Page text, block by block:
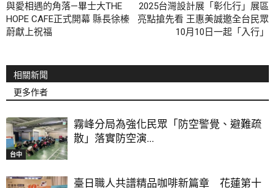
與愛相遇的角落—畢士大THE
HOPE CAFE正式開幕 縣長徐榛
蔚獻上祝福
2025台灣設計展「彰化行」展區
亮點搶先看 王惠美誠邀全台民眾
10月10日一起「入行」
相關新聞
更多作者
台中
霧峰分局為強化民眾「防空警覺、避難疏
散」落實防空演...
臺日職人共譜精品咖啡新篇章 花蓮第十